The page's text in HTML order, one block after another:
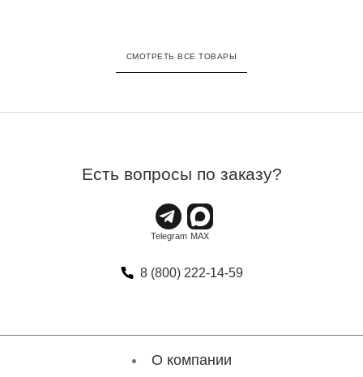
СМОТРЕТЬ ВСЕ ТОВАРЫ
Есть вопросы по заказу?
8 (800) 222-14-59
О компании